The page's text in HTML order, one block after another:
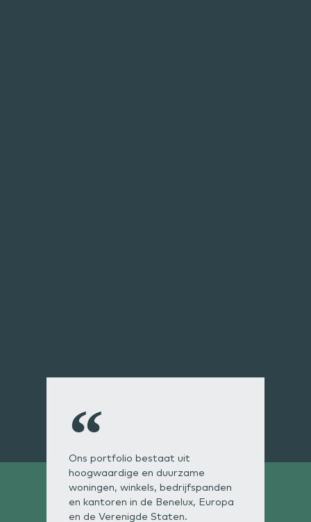
Ons portfolio bestaat uit
hoogwaardige en duurzame
woningen, winkels, bedrijfspanden
en kantoren in de Benelux, Europa
en de Verenigde Staten.